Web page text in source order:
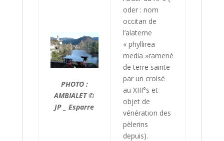
PHOTO :
AMBIALET ©
JP _ Esparre
oder : nom
occitan de
l’alaterne
« phyllirea
media »ramené
de terre sainte
par un croisé
au XIII°s et
objet de
vénération des
pèlerins
depuis).